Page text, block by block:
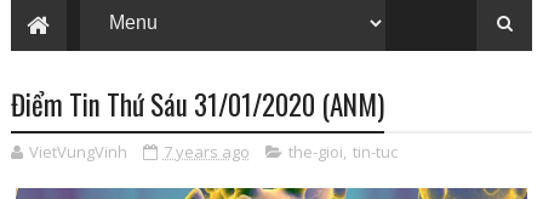
Điểm Tin Thứ Sáu 31/01/2020 (ANM)
VietVungVinh 7 years ago the-gioi, tin-tuc